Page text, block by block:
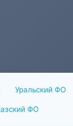
Уральский ФО
ФО